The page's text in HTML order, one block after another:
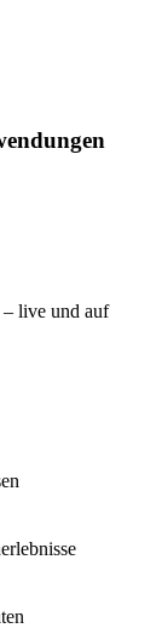
– live und auf